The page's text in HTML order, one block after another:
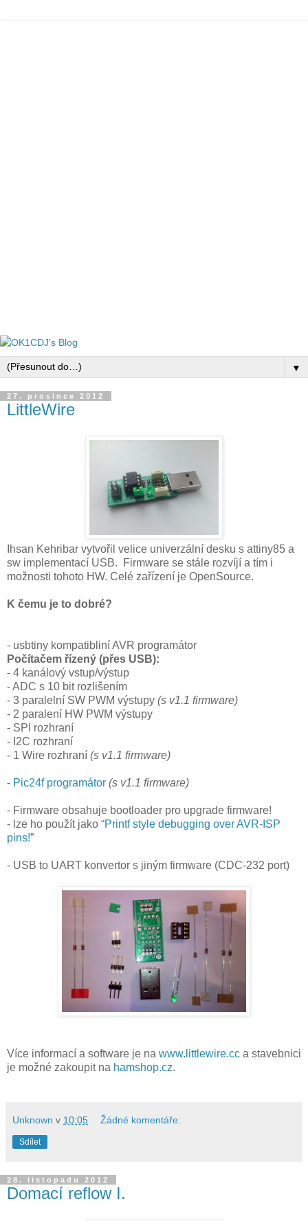
▼
27. prosince 2012
LittleWire
Ihsan Kehribar vytvořil velice univerzální desku s attiny85 a
sw implementací USB. Firmware se stále rozvíjí a tím i
možnosti tohoto HW. Celé zařízení je OpenSource.
K čemu je to dobré?
- usbtiny kompatibliní AVR programátor
Počítačem řízený (přes USB):
- 4 kanálový vstup/výstup
- ADC s 10 bit rozlišením
- 3 paralelní SW PWM výstupy (s v1.1 firmware)
- 2 paralení HW PWM výstupy
- SPI rozhraní
- I2C rozhraní
- 1 Wire rozhraní (s v1.1 firmware)
- Pic24f programátor (s v1.1 firmware)
- Firmware obsahuje bootloader pro upgrade firmware!
- lze ho použít jako “Printf style debugging over AVR-ISP
pins!”
- USB to UART konvertor s jiným firmware (CDC-232 port)
Více informací a software je na www.littlewire.cc a stavebnici
je možné zakoupit na hamshop.cz.
Unknown v 10:05 Žádné komentáře:
Sdílet
28. listopadu 2012
Domací reflow I.